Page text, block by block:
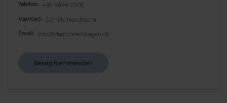
Telefon +45 9844 2200
Vært(er) Camilla Nordmann
Email info@danhostelskagen.dk
Besøg hjemmesiden